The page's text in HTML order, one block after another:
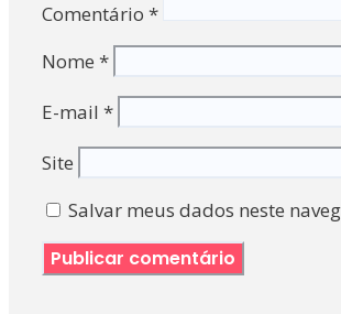
Comentário *
Nome *
E-mail *
Site
Salvar meus dados neste